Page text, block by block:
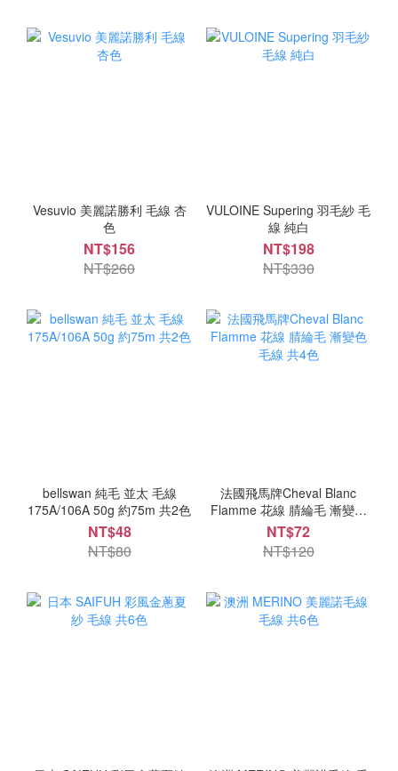
Vesuvio 美麗諾勝利 毛線 杏
色
NT$156
NT$260
VULOINE Supering 羽毛紗 毛
線 純白
NT$198
NT$330
bellswan 純毛 並太 毛線
175A/106A 50g 約75m 共2色
NT$48
NT$80
法國飛馬牌Cheval Blanc
Flamme 花線 腈綸毛 漸變色
毛線 共4色
NT$72
NT$120